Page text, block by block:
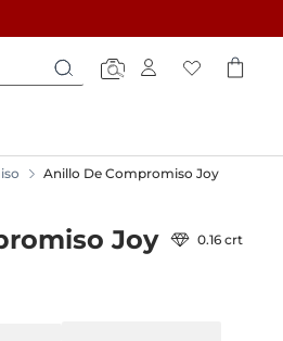
Búsqueda
Búsqueda
Anillo De Compromiso Joy
Joy 0.16 crt